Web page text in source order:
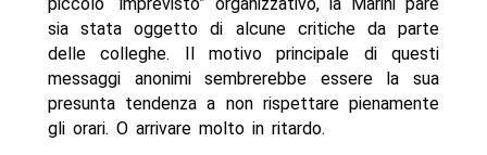
sia stata oggetto di alcune critiche da parte
delle colleghe. Il motivo principale di questi
messaggi anonimi sembrerebbe essere la sua
presunta tendenza a non rispettare pienamente
gli orari. O arrivare molto in ritardo.